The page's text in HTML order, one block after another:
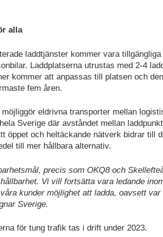
alla
laddtjänster kommer vara
Laddplatserna utrustas med 2-4
kommer att anpassas till platsen och
fem åren.
eldrivna transporter mellan
Sverige där avståndet mellan
öppet och heltäckande nätverk bidrar till
till mer hållbara alternativ.
precis som OKQ8 och
Vi vill fortsätta vara ledande
kunder möjlighet att ladda, oavsett
Sverige.
för tung trafik tas i drift under 2023.